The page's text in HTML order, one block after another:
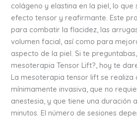
colágeno y elastina en la piel, lo que
efecto tensor y reafirmante. Este
para combatir la flacidez, las
volumen facial, así como para
aspecto de la piel. Si te
mesoterapia Tensor Lift?, hoy te
La mesoterapia tensor lift se realiza
mínimamente invasiva, que no
anestesia, y que tiene una duración
minutos. El número de sesiones